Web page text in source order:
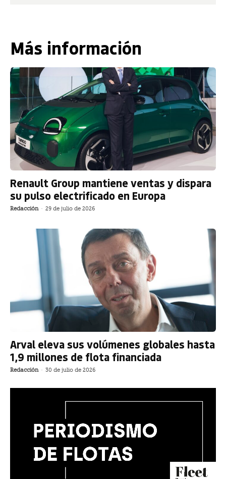
Más información
Renault Group mantiene ventas y dispara
su pulso electrificado en Europa
Redacción - 29 de julio de 2026
Arval eleva sus volúmenes globales hasta
1,9 millones de flota financiada
Redacción - 30 de julio de 2026